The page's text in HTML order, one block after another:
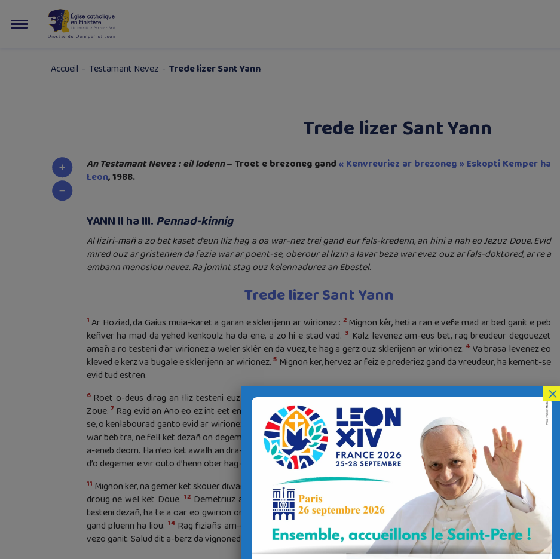
Accueil - Testamant Nevez- Trede lizer Sant Yann
Trede lizer Sant Yann
An Testamant Nevez : eil lodenn– Troet e brezoneg gand « Kenvreuriez ar brezoneg » Eskopti Kemper ha
Leon, 1988.
YANN II ha III.Pennad-kinnig
Al liziri-mañ a zo bet kaset d’eun Iliz hag a oa war-nez trei gand eur fals-kredenn, an hini a nah eo Jezuz Doue. Evid
mired ouz ar gristenien da fazia war ar poent-se, oberour al liziri a lavar beza war evez ouz ar fals-doktored, ar re a
embann menosiou nevez. Ra jomint stag ouz kelennadurez an Ebestel.
Trede lizer Sant Yann
1 Ar Hoziad, da Gaius muia-karet a garan e sklerijenn ar wirionez : 2Mignon kêr, heti a ran e vefe mad ar bed ganit e peb
keñver ha mad da yehed kenkoulz ha da ene, a zo hi e stad vad.3 Kalz levenez am-eus bet, rag breudeur degouezet
amañ a ro testeni d’ar wirionez a weler sklêr en da vuez, te hag a gerz ouz sklerijenn ar wirionez.4 Va brasa levenez eo
kleved e kerz va bugale e sklerijenn ar wirionez.5 Mignon ker, hervez ar feiz e prederiez gand da vreudeur, ha kement-se
evid tud estren.
6Roet o-deus dirag an Iliz testeni euz da garantez. Mad a ri o pourvezi da ezommou o beaj en eun doare din euz a
Zoue. 7 Rag evid an Ano eo ez int eet en hent heb reseo netra digand ar bayaned.
Ni eta a dle dond war zikour an dud-
se, o kenlabourad ganto evid ar wirionez.
Skrivet am-eus eur ger d’an Iliz ; med Diotrefez hag a blij dezañ ober e vestr
war beb tra, ne fell ket dezañ on degemer.
Setu perag, pa zegouezin e tiskuillin e droiou hag ar homzou droug a lavar
a-eneb deom. Ha n’eo ket awalh an dra-ze dezañ ; ne fell ket dezañ rei degemer d’ar vreudeur hag ar re o-defe c’hoant
d’o degemer e vir outo d’henn ober hag e kas anezo er mêz euz an Iliz.
11 Mignon ker, na gemer ket skouer diwar an droug, med diwar ar mad ; an hini a ra ar mad a zo euz a Zoue ; an hini a ra an
droug ne wel ket Doue. 12Demetriuz a-vad, an oll a ra e veuleudi dezañ, hag ar wirionez heh-unan med ni ivez a ro
testeni dezañ, ha te a oar eo gwirion on testeni.13Kalz traou all am-befe da skriva dit, med ne felle ket din henn ober
gand pluenn ha liou. 14Rag fiziañs am-eus da weled ahanout dizale, hag e hellim komz an eil gand egile.
Ar peoh ra
vezo ganit. Salud dit a-berz da vignoned. Salud ar vignoned peb hini anezo.
×